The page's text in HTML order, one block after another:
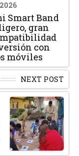
Smart Band
gran
con
móviles
NEXT POST